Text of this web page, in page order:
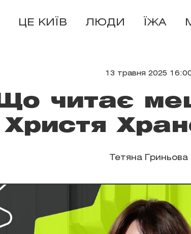
ЦЕ КИЇВ ЛЮДИ ЇЖА
13 травня 2025
Що читає
Христя
Тетяна Гриньова